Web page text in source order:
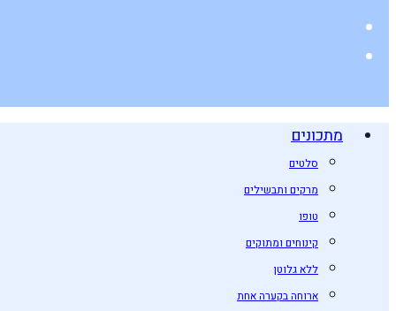
מתכונים
סלטים
מרקים ותבשילים
טופו
קינוחים ומתוקים
ללא גלוטן
ארוחה בקערה אחת